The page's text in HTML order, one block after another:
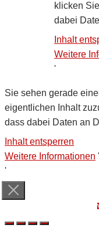
klicken
dabei
Inhalt
Weitere
'
Sie sehen gerade
eigentlichen Inhalt
dass dabei Daten an
Inhalt entsperren
Weitere Informationen '
'